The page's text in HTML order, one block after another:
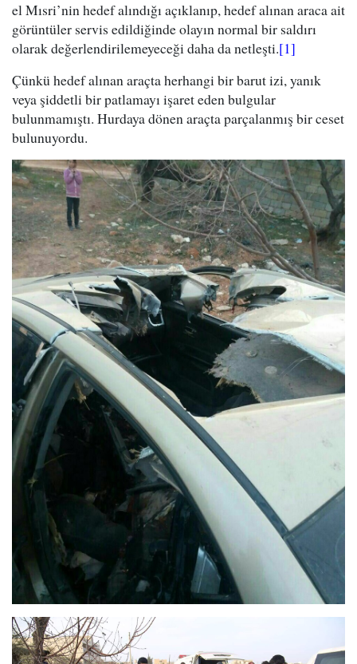
el Mısri’nin hedef alındığı açıklanıp, hedef alınan araca ait
görüntüler servis edildiğinde olayın normal bir saldırı
olarak değerlendirilemeyeceği daha da netleşti.[1]
Çünkü hedef alınan araçta herhangi bir barut izi, yanık
veya şiddetli bir patlamayı işaret eden bulgular
bulunmamıştı. Hurdaya dönen araçta parçalanmış bir ceset
bulunuyordu.